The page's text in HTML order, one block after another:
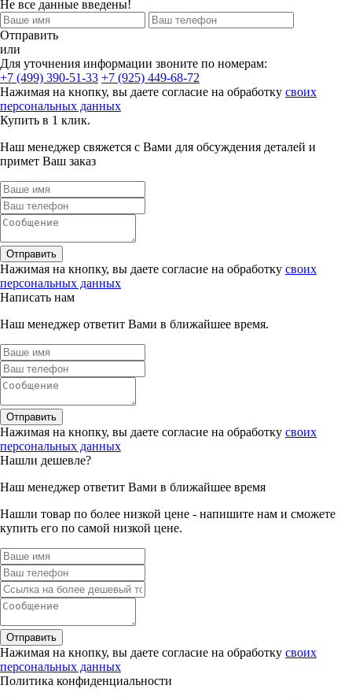
Не все данные введены!
Отправить
или
Для уточнения информации звоните по номерам:
+7 (499) 390-51-33 +7 (925) 449-68-72
Нажимая на кнопку, вы даете согласие на обработку своих
персональных данных
Купить в 1 клик.
Наш менеджер свяжется с Вами для обсуждения деталей и
примет Ваш заказ
Отправить
Нажимая на кнопку, вы даете согласие на обработку своих
персональных данных
Написать нам
Наш менеджер ответит Вами в ближайшее время.
Отправить
Нажимая на кнопку, вы даете согласие на обработку своих
персональных данных
Нашли дешевле?
Наш менеджер ответит Вами в ближайшее время
Нашли товар по более низкой цене - напишите нам и сможете
купить его по самой низкой цене.
Отправить
Нажимая на кнопку, вы даете согласие на обработку своих
персональных данных
Политика конфиденциальности